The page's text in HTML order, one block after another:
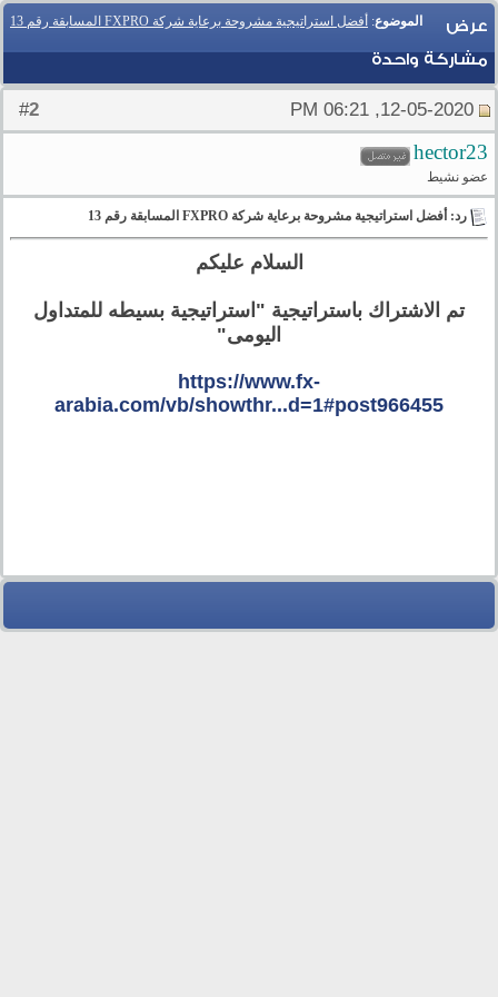
الموضوع: أفضل استراتيجية مشروحة برعاية شركة FXPRO المسابقة رقم 13
عرض
مشاركة واحدة
2
hector23
عضو نشيط
رد: أفضل استراتيجية مشروحة برعاية شركة FXPRO المسابقة رقم 13
السلام عليكم
تم الاشتراك باستراتيجية "استراتيجية بسيطه للمتداول
اليومى"
https://www.fx-
arabia.com/vb/showthr...d=1#post966455